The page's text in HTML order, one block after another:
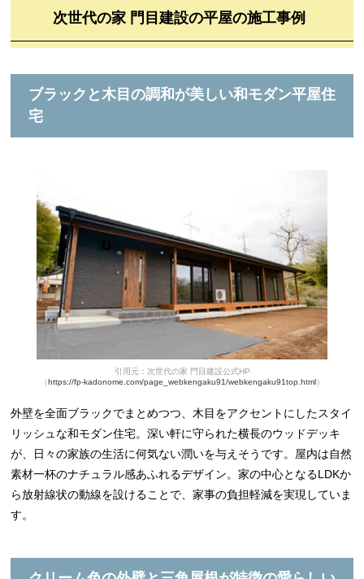
次世代の家 門目建設の平屋の施工事例
ブラックと木目の調和が美しい和モダン平屋住
宅
引用元：次世代の家 門目建設公式HP
（https://fp-kadonome.com/page_webkengaku91/webkengaku91top.html）
外壁を全面ブラックでまとめつつ、木目をアクセントにしたスタイ
リッシュな和モダン住宅。深い軒に守られた横長のウッドデッキ
が、日々の家族の生活に何気ない潤いを与えそうです。屋内は自然
素材一杯のナチュラル感あふれるデザイン。家の中心となるLDKか
ら放射線状の動線を設けることで、家事の負担軽減を実現していま
す。